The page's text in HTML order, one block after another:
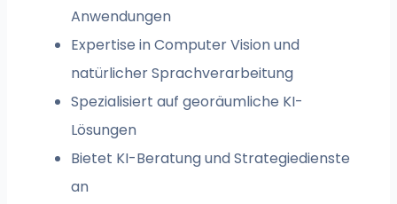
Anwendungen
Expertise in Computer Vision und
natürlicher Sprachverarbeitung
Spezialisiert auf georäumliche KI-
Lösungen
Bietet KI-Beratung und Strategiedienste
an